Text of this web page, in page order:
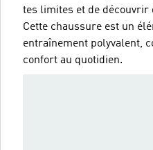
tes limites et de découvrir
Cette chaussure est un
entraînement polyvalent,
confort au quotidien.